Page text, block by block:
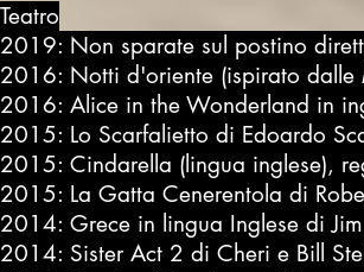
Teatro
2019: Non sparate sul postino
2016: Notti d'oriente (ispirato dalle
2016: Alice in the Wonderland in
2015: Lo Scarfalietto di Edoardo
2015: Cindarella (lingua inglese),
2015: La Gatta Cenerentola di
2014: Grece in lingua Inglese di
2014: Sister Act 2 di Cheri e Bill